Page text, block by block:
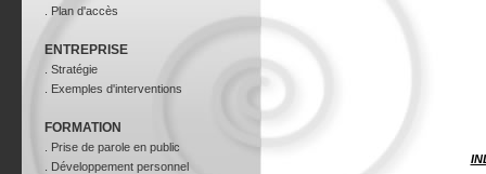
. Plan d'accès
ENTREPRISE
. Stratégie
. Exemples d'interventions
FORMATION
. Prise de parole en public
. Développement personnel